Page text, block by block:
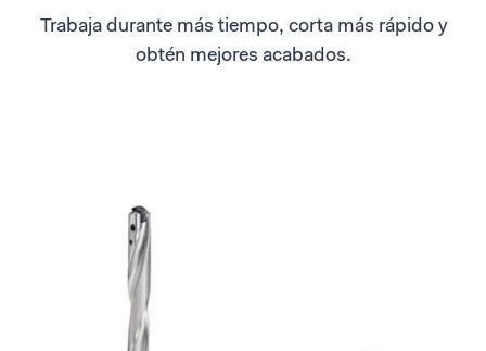
Trabaja durante más tiempo, corta más rápido y
obtén mejores acabados.